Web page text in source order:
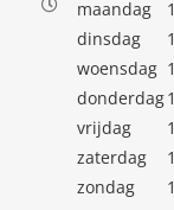
maandag
dinsdag
woensdag
donderdag
vrijdag
zaterdag
zondag